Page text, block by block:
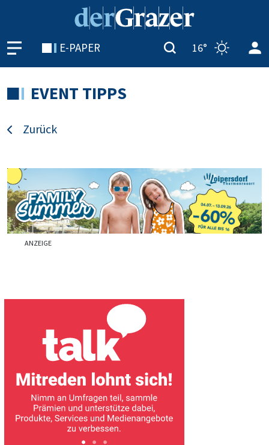
E-PAPER 16°
EVENT TIPPS
Zurück
ANZEIGE